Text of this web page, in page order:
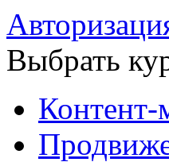
Выбрать
Контент-